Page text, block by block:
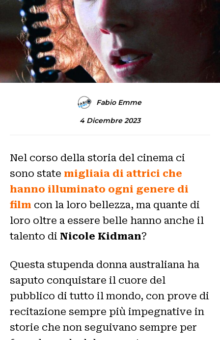
Fabio Emme
4 Dicembre 2023
Nel corso della storia del cinema ci
sono state migliaia di attrici che
hanno illuminato ogni genere di
film con la loro bellezza, ma quante di
loro oltre a essere belle hanno anche il
talento di Nicole Kidman?
Questa stupenda donna australiana ha
saputo conquistare il cuore del
pubblico di tutto il mondo, con prove di
recitazione sempre più impegnative in
storie che non seguivano sempre per